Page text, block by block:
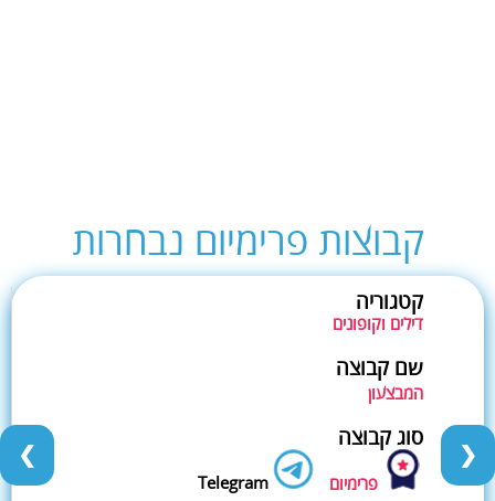
קבוצות פרימיום נבחרות
קטגוריה
דילים וקופונים
שם קבוצה
המבצעון
סוג קבוצה
פרימיום Telegram
❮ ❯